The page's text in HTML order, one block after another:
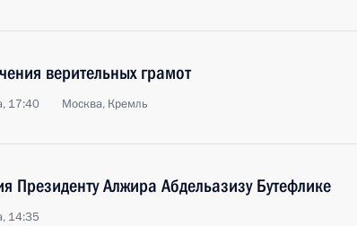
верительных грамот
17:40 Москва, Кремль
Президенту Алжира Абдельазизу Бутефлике
14:35